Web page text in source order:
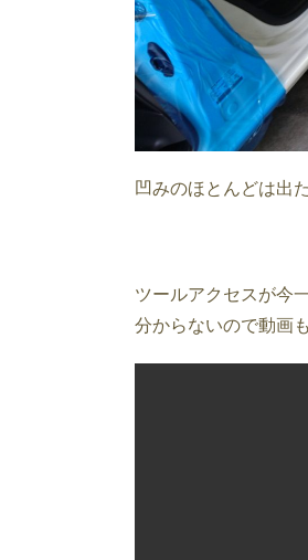
凹みのほとんどは出
ツールアクセスが今
分からないので動画